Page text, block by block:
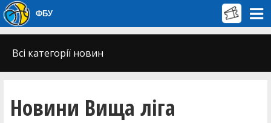
ФБУ
Всі категорії новин
Новини Вища лiга